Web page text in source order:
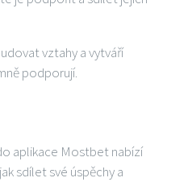
vztahy a vytváří
podporují.
aplikace Mostbet nabízí
sdílet své úspěchy a